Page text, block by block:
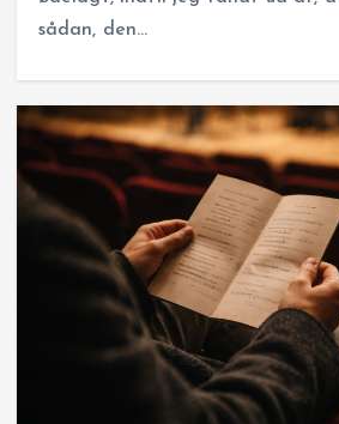
sådan, den…